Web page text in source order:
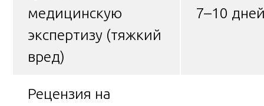
медицинскую
экспертизу (тяжкий
вред)
7–10
Рецензия на